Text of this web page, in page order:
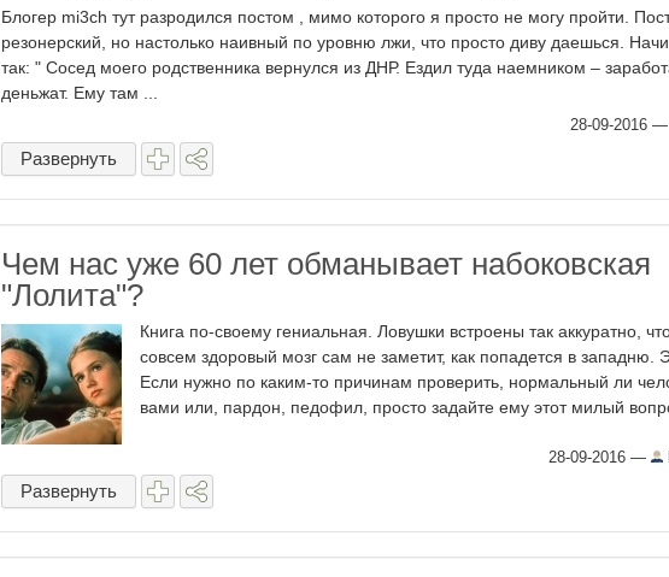
Блогер mi3ch тут разродился постом , мимо которого я просто не могу пройти.
резонерский, но настолько наивный по уровню лжи, что просто диву даешься.
так: " Сосед моего родственника вернулся из ДНР. Ездил туда наемником –
деньжат. Ему там ...
28-09-2016 —
Развернуть
Чем нас уже 60 лет обманывает набоковская
"Лолита"?
Книга по-своему гениальная. Ловушки встроены так аккуратно,
совсем здоровый мозг сам не заметит, как попадется в западню.
Если нужно по каким-то причинам проверить, нормальный ли
вами или, пардон, педофил, просто задайте ему этот милый
28-09-2016 —
Развернуть